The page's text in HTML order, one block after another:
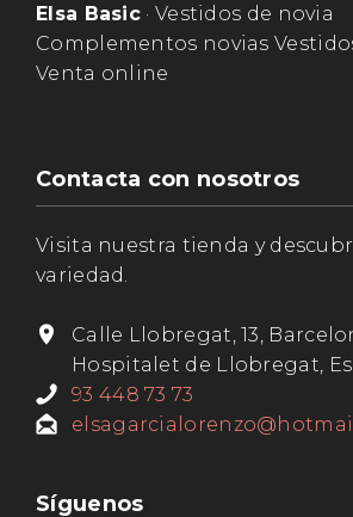
Elsa Basic · Vestidos de novia
Complementos novias
Venta online
Contacta con nosotros
Visita nuestra tienda y
variedad.
Calle Llobregat, 13,
Hospitalet de Llobregat,
93 448 73 73
Síguenos